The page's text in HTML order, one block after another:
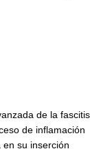
de la fascitis
de inflamación
su inserción